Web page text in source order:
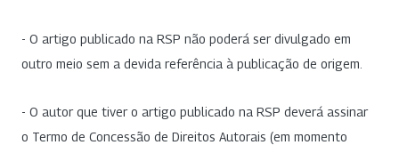
- O artigo publicado na RSP não poderá ser divulgado em
outro meio sem a devida referência à publicação de origem.
- O autor que tiver o artigo publicado na RSP deverá assinar
o Termo de Concessão de Direitos Autorais (em momento